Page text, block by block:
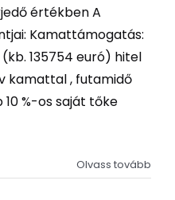
értékben A
Kamattámogatás:
135754 euró) hitel
kamattal , futamidő
%-os saját tőke
Olvass tovább